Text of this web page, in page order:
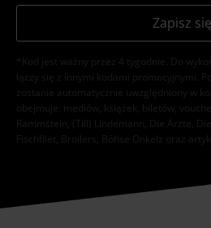
Zapisz się
*Kod jest ważny przez 4 tygodnie. Do
łączy się z innymi kodami promocyjnymi.
zostanie automatycznie uwzględniony w
obejmuje: mediów, książek, biletów,
Rammstein, (Till) Lindemann, Die Ärzte,
Fischfilet, Broilers, Böhse Onkelz oraz